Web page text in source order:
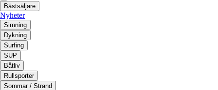
Bästsäljare
Nyheter
Simning
Dykning
Surfing
SUP
Båtliv
Rullsporter
Sommar / Strand